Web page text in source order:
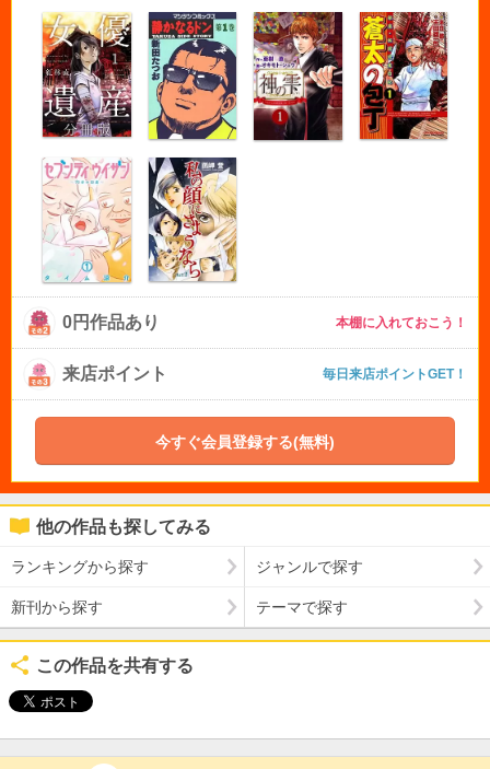
0円作品あり 本棚に入れておこう！
来店ポイント 毎日来店ポイントGET！
今すぐ会員登録する(無料)
他の作品も探してみる
ランキングから探す ジャンルで探す
新刊から探す テーマで探す
この作品を共有する